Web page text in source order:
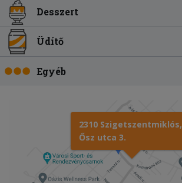
Desszert
Üdítő
Egyéb
2310 Szigetszentmiklós,
Ősz utca 3.